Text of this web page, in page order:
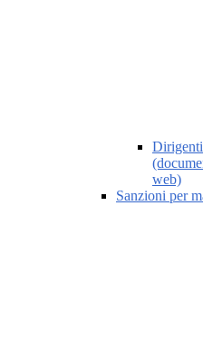
web)
Sanzioni per